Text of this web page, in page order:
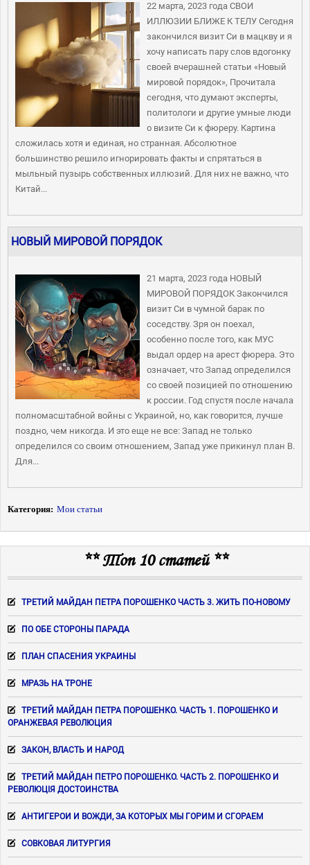
22 марта, 2023 года СВОИ
ИЛЛЮЗИИ БЛИЖЕ К ТЕЛУ Сегодня
закончился визит Си в мацкву и я
хочу написать пару слов вдогонку
своей вчерашней статьи «Новый
мировой порядок», Прочитала
сегодня, что думают эксперты,
политологи и другие умные люди
о визите Си к фюреру. Картина
сложилась хотя и единая, но странная. Абсолютное
большинство решило игнорировать факты и спрятаться в
мыльный пузырь собственных иллюзий. Для них не важно, что
Китай...
НОВЫЙ МИРОВОЙ ПОРЯДОК
21 марта, 2023 года НОВЫЙ
МИРОВОЙ ПОРЯДОК Закончился
визит Си в чумной барак по
соседству. Зря он поехал,
особенно после того, как МУС
выдал ордер на арест фюрера. Это
означает, что Запад определился
со своей позицией по отношению
к россии. Год спустя после начала
полномасштабной войны с Украиной, но, как говорится, лучше
поздно, чем никогда. И это еще не все: Запад не только
определился со своим отношением, Запад уже прикинул план В.
Для...
Категория: Мои статьи
** Топ 10 статей **
ТРЕТИЙ МАЙДАН ПЕТРА ПОРОШЕНКО ЧАСТЬ 3. ЖИТЬ ПО-НОВОМУ
ПО ОБЕ СТОРОНЫ ПАРАДА
ПЛАН СПАСЕНИЯ УКРАИНЫ
МРАЗЬ НА ТРОНЕ
ТРЕТИЙ МАЙДАН ПЕТРА ПОРОШЕНКО. ЧАСТЬ 1. ПОРОШЕНКО И
ОРАНЖЕВАЯ РЕВОЛЮЦИЯ
ЗАКОН, ВЛАСТЬ И НАРОД
ТРЕТИЙ МАЙДАН ПЕТРО ПОРОШЕНКО. ЧАСТЬ 2. ПОРОШЕНКО И
РЕВОЛЮЦІЯ ДОСТОИНСТВА
АНТИГЕРОИ И ВОЖДИ, ЗА КОТОРЫХ МЫ ГОРИМ И СГОРАЕМ
СОВКОВАЯ ЛИТУРГИЯ